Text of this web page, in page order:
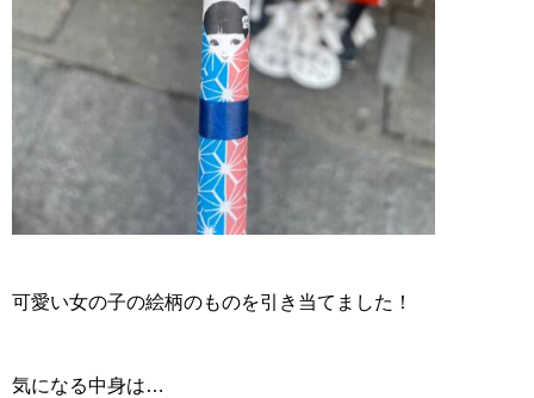
可愛い女の子の絵柄のものを引き当てました！
気になる中身は…